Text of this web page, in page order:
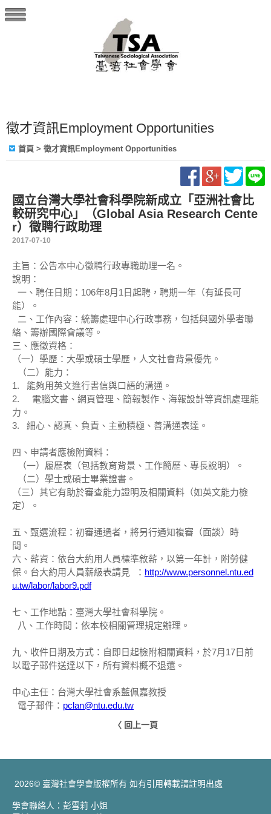
徵才資訊Employment Opportunities
首頁 > 徵才資訊Employment Opportunities
國立台灣大學社會科學院新成立「亞洲社會比
較研究中心」（Global Asia Research Cente
r）徵聘行政助理
2017-07-10
主旨：公告本中心徵聘行政專職助理一名。
說明：
一、聘任日期：106年8月1日起聘，聘期一年（有延長可
能）。
二、工作內容：統籌處理中心行政事務，包括與國外學者聯
絡、籌辦國際會議等。
三、應徵資格：
（一）學歷：大學或碩士學歷，人文社會背景優先。
（二）能力：
1. 能夠用英文進行書信與口語的溝通。
2. 電腦文書、網頁管理、簡報製作、海報設計等資訊處理能
力。
3. 細心、認真、負責、主動積極、善溝通表達。
四、申請者應檢附資料：
（一）履歷表（包括教育背景、工作簡歷、專長說明）。
（二）學士或碩士畢業證書。
（三）其它有助於審查能力證明及相關資料（如英文能力檢
定）。
五、甄選流程：初審通過者，將另行通知複審（面談）時
間。
六、薪資：依台大約用人員標準敘薪，以第一年計，附勞健
保。台大約用人員薪級表請見 ： http://www.personnel.ntu.ed
u.tw/labor/labor9.pdf
七、工作地點：臺灣大學社會科學院。
八、工作時間：依本校相關管理規定辦理。
九、收件日期及方式：自即日起檢附相關資料，於7月17日前
以電子郵件送達以下，所有資料概不退還。
中心主任：台灣大學社會系藍佩嘉教授
電子郵件： pclan@ntu.edu.tw
〈 回上一頁
2026© 臺灣社會學會版權所有 如有引用轉載請註明出處
學會聯絡人：彭雪莉 小姐